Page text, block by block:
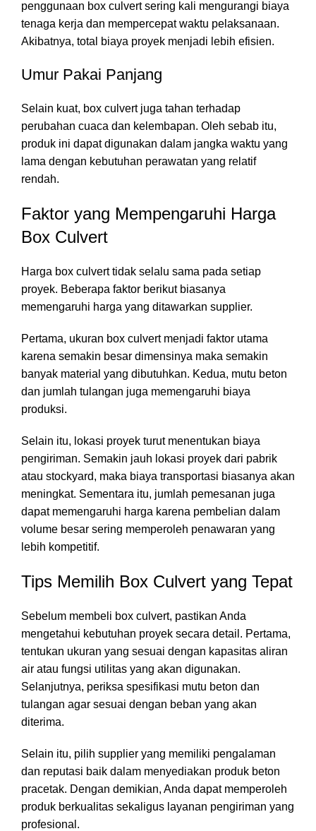
penggunaan box culvert sering kali mengurangi biaya
tenaga kerja dan mempercepat waktu pelaksanaan.
Akibatnya, total biaya proyek menjadi lebih efisien.
Umur Pakai Panjang
Selain kuat, box culvert juga tahan terhadap
perubahan cuaca dan kelembapan. Oleh sebab itu,
produk ini dapat digunakan dalam jangka waktu yang
lama dengan kebutuhan perawatan yang relatif
rendah.
Faktor yang Mempengaruhi Harga
Box Culvert
Harga box culvert tidak selalu sama pada setiap
proyek. Beberapa faktor berikut biasanya
memengaruhi harga yang ditawarkan supplier.
Pertama, ukuran box culvert menjadi faktor utama
karena semakin besar dimensinya maka semakin
banyak material yang dibutuhkan. Kedua, mutu beton
dan jumlah tulangan juga memengaruhi biaya
produksi.
Selain itu, lokasi proyek turut menentukan biaya
pengiriman. Semakin jauh lokasi proyek dari pabrik
atau stockyard, maka biaya transportasi biasanya akan
meningkat. Sementara itu, jumlah pemesanan juga
dapat memengaruhi harga karena pembelian dalam
volume besar sering memperoleh penawaran yang
lebih kompetitif.
Tips Memilih Box Culvert yang Tepat
Sebelum membeli box culvert, pastikan Anda
mengetahui kebutuhan proyek secara detail. Pertama,
tentukan ukuran yang sesuai dengan kapasitas aliran
air atau fungsi utilitas yang akan digunakan.
Selanjutnya, periksa spesifikasi mutu beton dan
tulangan agar sesuai dengan beban yang akan
diterima.
Selain itu, pilih supplier yang memiliki pengalaman
dan reputasi baik dalam menyediakan produk beton
pracetak. Dengan demikian, Anda dapat memperoleh
produk berkualitas sekaligus layanan pengiriman yang
profesional.